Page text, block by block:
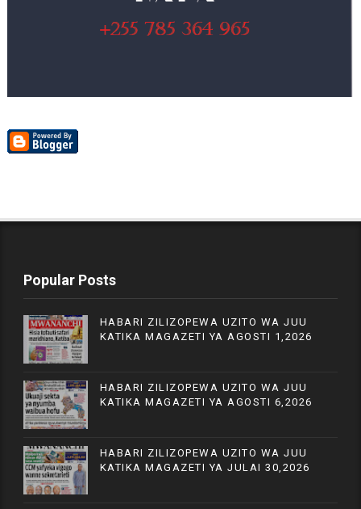
Popular Posts
HABARI ZILIZOPEWA UZITO WA JUU
KATIKA MAGAZETI YA AGOSTI 1,2026
HABARI ZILIZOPEWA UZITO WA JUU
KATIKA MAGAZETI YA AGOSTI 6,2026
HABARI ZILIZOPEWA UZITO WA JUU
KATIKA MAGAZETI YA JULAI 30,2026